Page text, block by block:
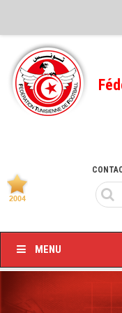
Feuille de match
FMI – 2022/2023
Ligue I – 2022/2023
Ligue I – 2020/2021
Ligue I – 2019/2020
MENU